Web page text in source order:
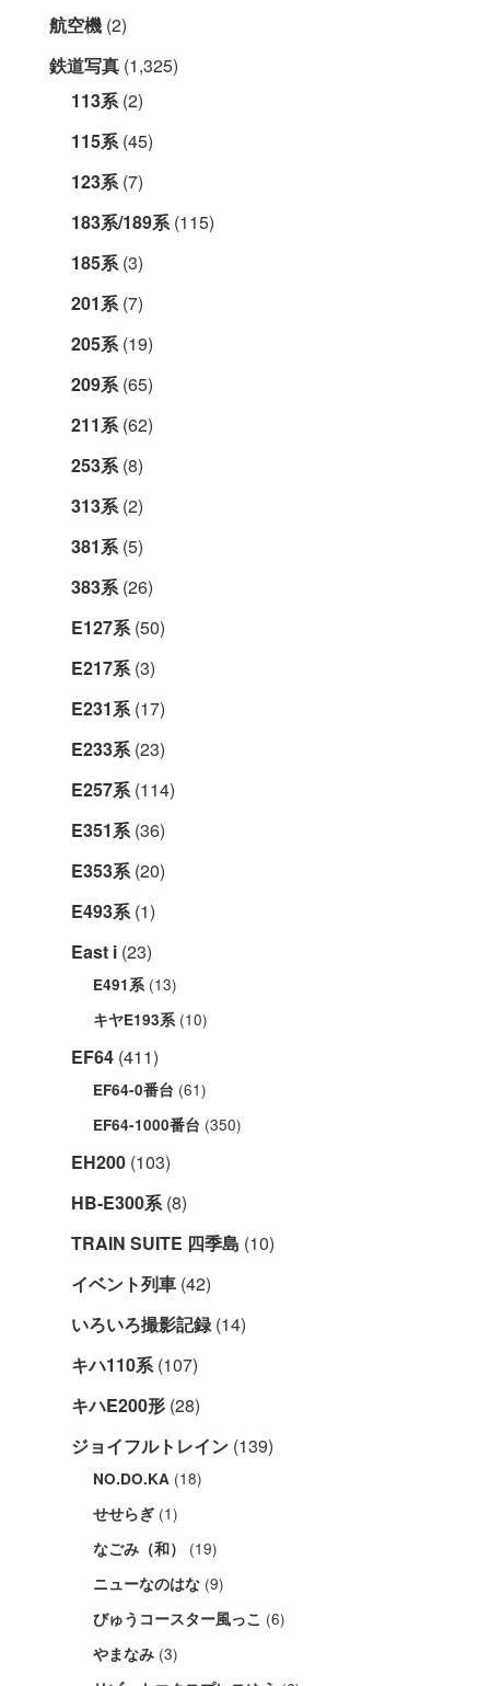
航空機 (2)
鉄道写真 (1,325)
113系(2)
115系(45)
123系(7)
183系/189系(115)
185系(3)
201系(7)
205系(19)
209系(65)
211系(62)
253系(8)
313系(2)
381系(5)
383系(26)
E127系(50)
E217系(3)
E231系(17)
E233系(23)
E257系(114)
E351系(36)
E353系(20)
E493系(1)
East i (23)
E491系 (13)
キヤE193系 (10)
EF64 (411)
EF64-0番台 (61)
EF64-1000番台 (350)
EH200 (103)
HB-E300系(8)
TRAIN SUITE 四季島 (10)
イベント列車 (42)
いろいろ撮影記録(14)
キハ110系(107)
キハE200形 (28)
ジョイフルトレイン (139)
NO.DO.KA (18)
せせらぎ (1)
なごみ（和） (19)
ニューなのはな (9)
びゅうコースター風っこ (6)
やまなみ (3)